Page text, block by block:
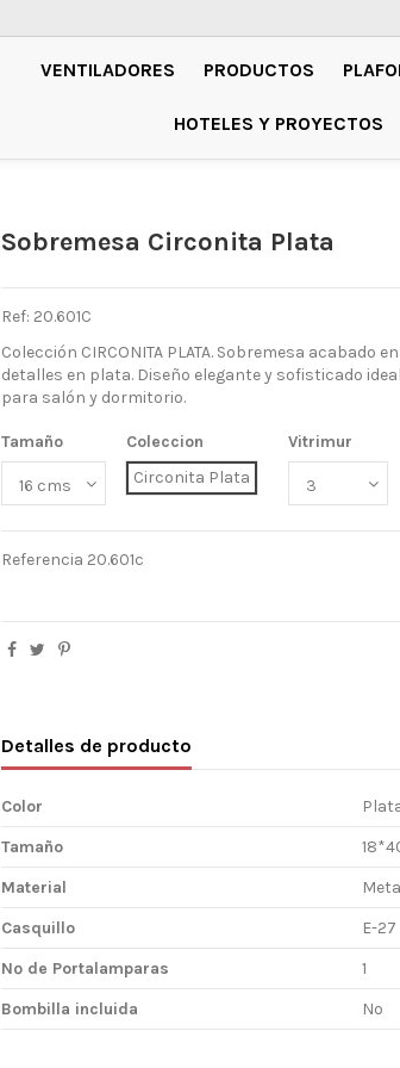
VENTILADORES PRODUCTOS
HOTELES Y PROYECTOS
Sobremesa Circonita Plata
Ref: 20.601C
Colección CIRCONITA PLATA. Sobremesa
detalles en plata. Diseño elegante y sofisticado
para salón y dormitorio.
Tamaño
Coleccion
Circonita Plata
Vitrimur
Referencia 20.601c
Detalles de producto
Color
Tamaño
Material
Casquillo
E-27
Nº de Portalamparas
1
Bombilla incluida
No